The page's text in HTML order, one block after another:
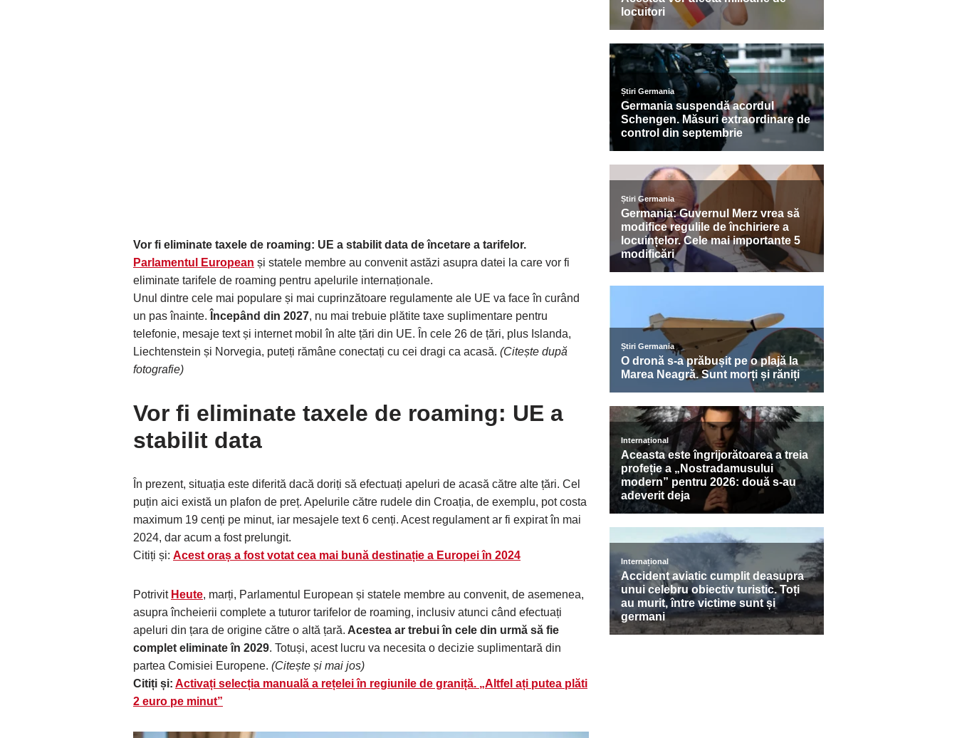
Vor fi eliminate taxele de roaming: UE a stabilit data de încetare a tarifelor.
Parlamentul European și statele membre au convenit astăzi asupra datei la care vor fi
eliminate tarifele de roaming pentru apelurile internaționale.
Unul dintre cele mai populare și mai cuprinzătoare regulamente ale UE va face în curând
un pas înainte. Începând din 2027, nu mai trebuie plătite taxe suplimentare pentru
telefonie, mesaje text și internet mobil în alte țări din UE. În cele 26 de țări, plus Islanda,
Liechtenstein și Norvegia, puteți rămâne conectați cu cei dragi ca acasă. (Citește după
fotografie)
Vor fi eliminate taxele de roaming: UE a
stabilit data
În prezent, situația este diferită dacă doriți să efectuați apeluri de acasă către alte țări. Cel
puțin aici există un plafon de preț. Apelurile către rudele din Croația, de exemplu, pot costa
maximum 19 cenți pe minut, iar mesajele text 6 cenți. Acest regulament ar fi expirat în mai
2024, dar acum a fost prelungit.
Citiți și: Acest oraș a fost votat cea mai bună destinație a Europei în 2024
Potrivit Heute, marți, Parlamentul European și statele membre au convenit, de asemenea,
asupra încheierii complete a tuturor tarifelor de roaming, inclusiv atunci când efectuați
apeluri din țara de origine către o altă țară. Acestea ar trebui în cele din urmă să fie
complet eliminate în 2029. Totuși, acest lucru va necesita o decizie suplimentară din
partea Comisiei Europene. (Citește și mai jos)
Citiți și: Activați selecția manuală a rețelei în regiunile de graniță. „Altfel ați putea plăti
2 euro pe minut”